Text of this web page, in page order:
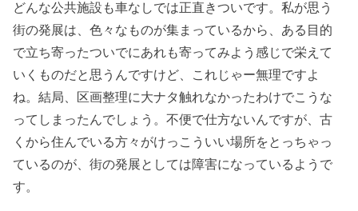
どんな公共施設も車なしでは正直きついです。私が思う
街の発展は、色々なものが集まっているから、ある目的
で立ち寄ったついでにあれも寄ってみよう感じで栄えて
いくものだと思うんですけど、これじゃー無理ですよ
ね。結局、区画整理に大ナタ触れなかったわけでこうな
ってしまったんでしょう。不便で仕方ないんですが、古
くから住んでいる方々がけっこういい場所をとっちゃっ
ているのが、街の発展としては障害になっているようで
す。